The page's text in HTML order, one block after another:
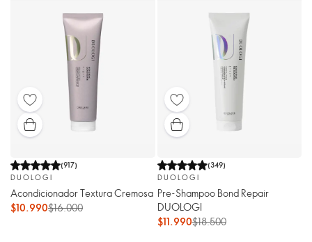
(917)
DUOLOGI
Acondicionador Textura Cremosa
$10.990$16.000
(349)
DUOLOGI
Pre-Shampoo Bond Repair
DUOLOGI
$11.990$18.500